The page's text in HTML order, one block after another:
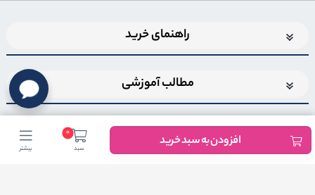
افزودن به سبد خرید 0
سبد بیشتر
راهنمای خرید
مطالب آموزشی